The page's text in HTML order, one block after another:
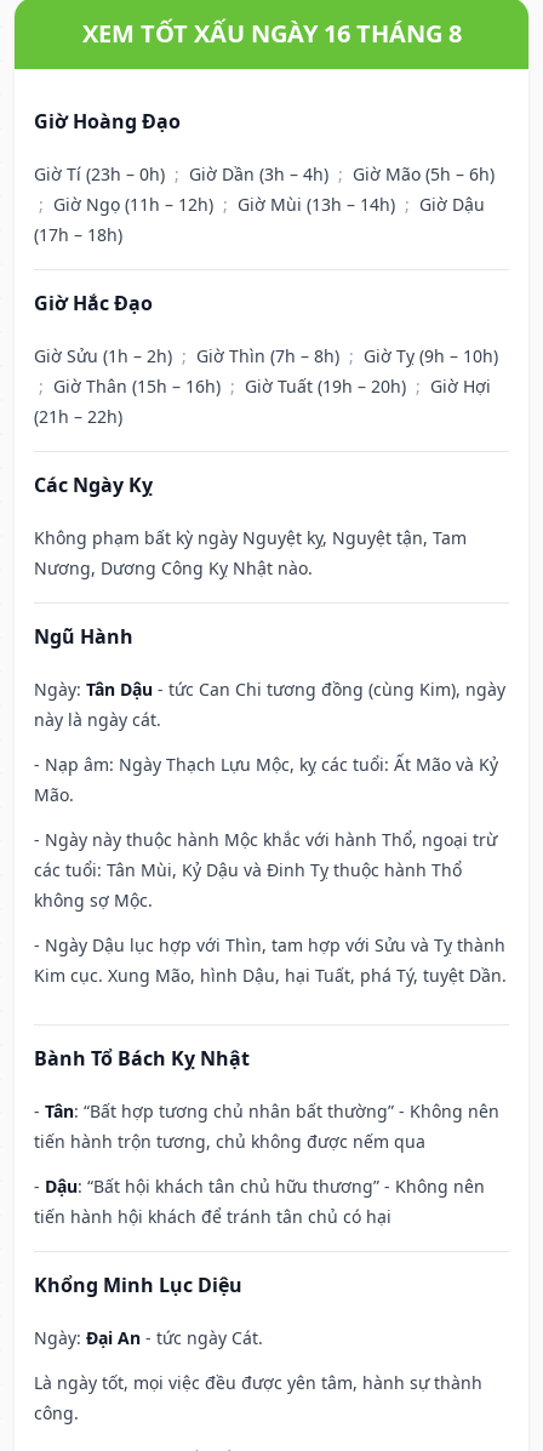
XEM TỐT XẤU NGÀY 16 THÁNG 8
Giờ Hoàng Đạo
Giờ Tí (23h – 0h) ; Giờ Dần (3h – 4h) ; Giờ Mão (5h – 6h)
; Giờ Ngọ (11h – 12h) ; Giờ Mùi (13h – 14h) ; Giờ Dậu
(17h – 18h)
Giờ Hắc Đạo
Giờ Sửu (1h – 2h) ; Giờ Thìn (7h – 8h) ; Giờ Tỵ (9h – 10h)
; Giờ Thân (15h – 16h) ; Giờ Tuất (19h – 20h) ; Giờ Hợi
(21h – 22h)
Các Ngày Kỵ
Không phạm bất kỳ ngày Nguyệt kỵ, Nguyệt tận, Tam
Nương, Dương Công Kỵ Nhật nào.
Ngũ Hành
Ngày: Tân Dậu - tức Can Chi tương đồng (cùng Kim), ngày
này là ngày cát.
- Nạp âm: Ngày Thạch Lựu Mộc, kỵ các tuổi: Ất Mão và Kỷ
Mão.
- Ngày này thuộc hành Mộc khắc với hành Thổ, ngoại trừ
các tuổi: Tân Mùi, Kỷ Dậu và Đinh Tỵ thuộc hành Thổ
không sợ Mộc.
- Ngày Dậu lục hợp với Thìn, tam hợp với Sửu và Tỵ thành
Kim cục. Xung Mão, hình Dậu, hại Tuất, phá Tý, tuyệt Dần.
Bành Tổ Bách Kỵ Nhật
- Tân: “Bất hợp tương chủ nhân bất thường” - Không nên
tiến hành trộn tương, chủ không được nếm qua
- Dậu: “Bất hội khách tân chủ hữu thương” - Không nên
tiến hành hội khách để tránh tân chủ có hại
Khổng Minh Lục Diệu
Ngày: Đại An - tức ngày Cát.
Là ngày tốt, mọi việc đều được yên tâm, hành sự thành
công.